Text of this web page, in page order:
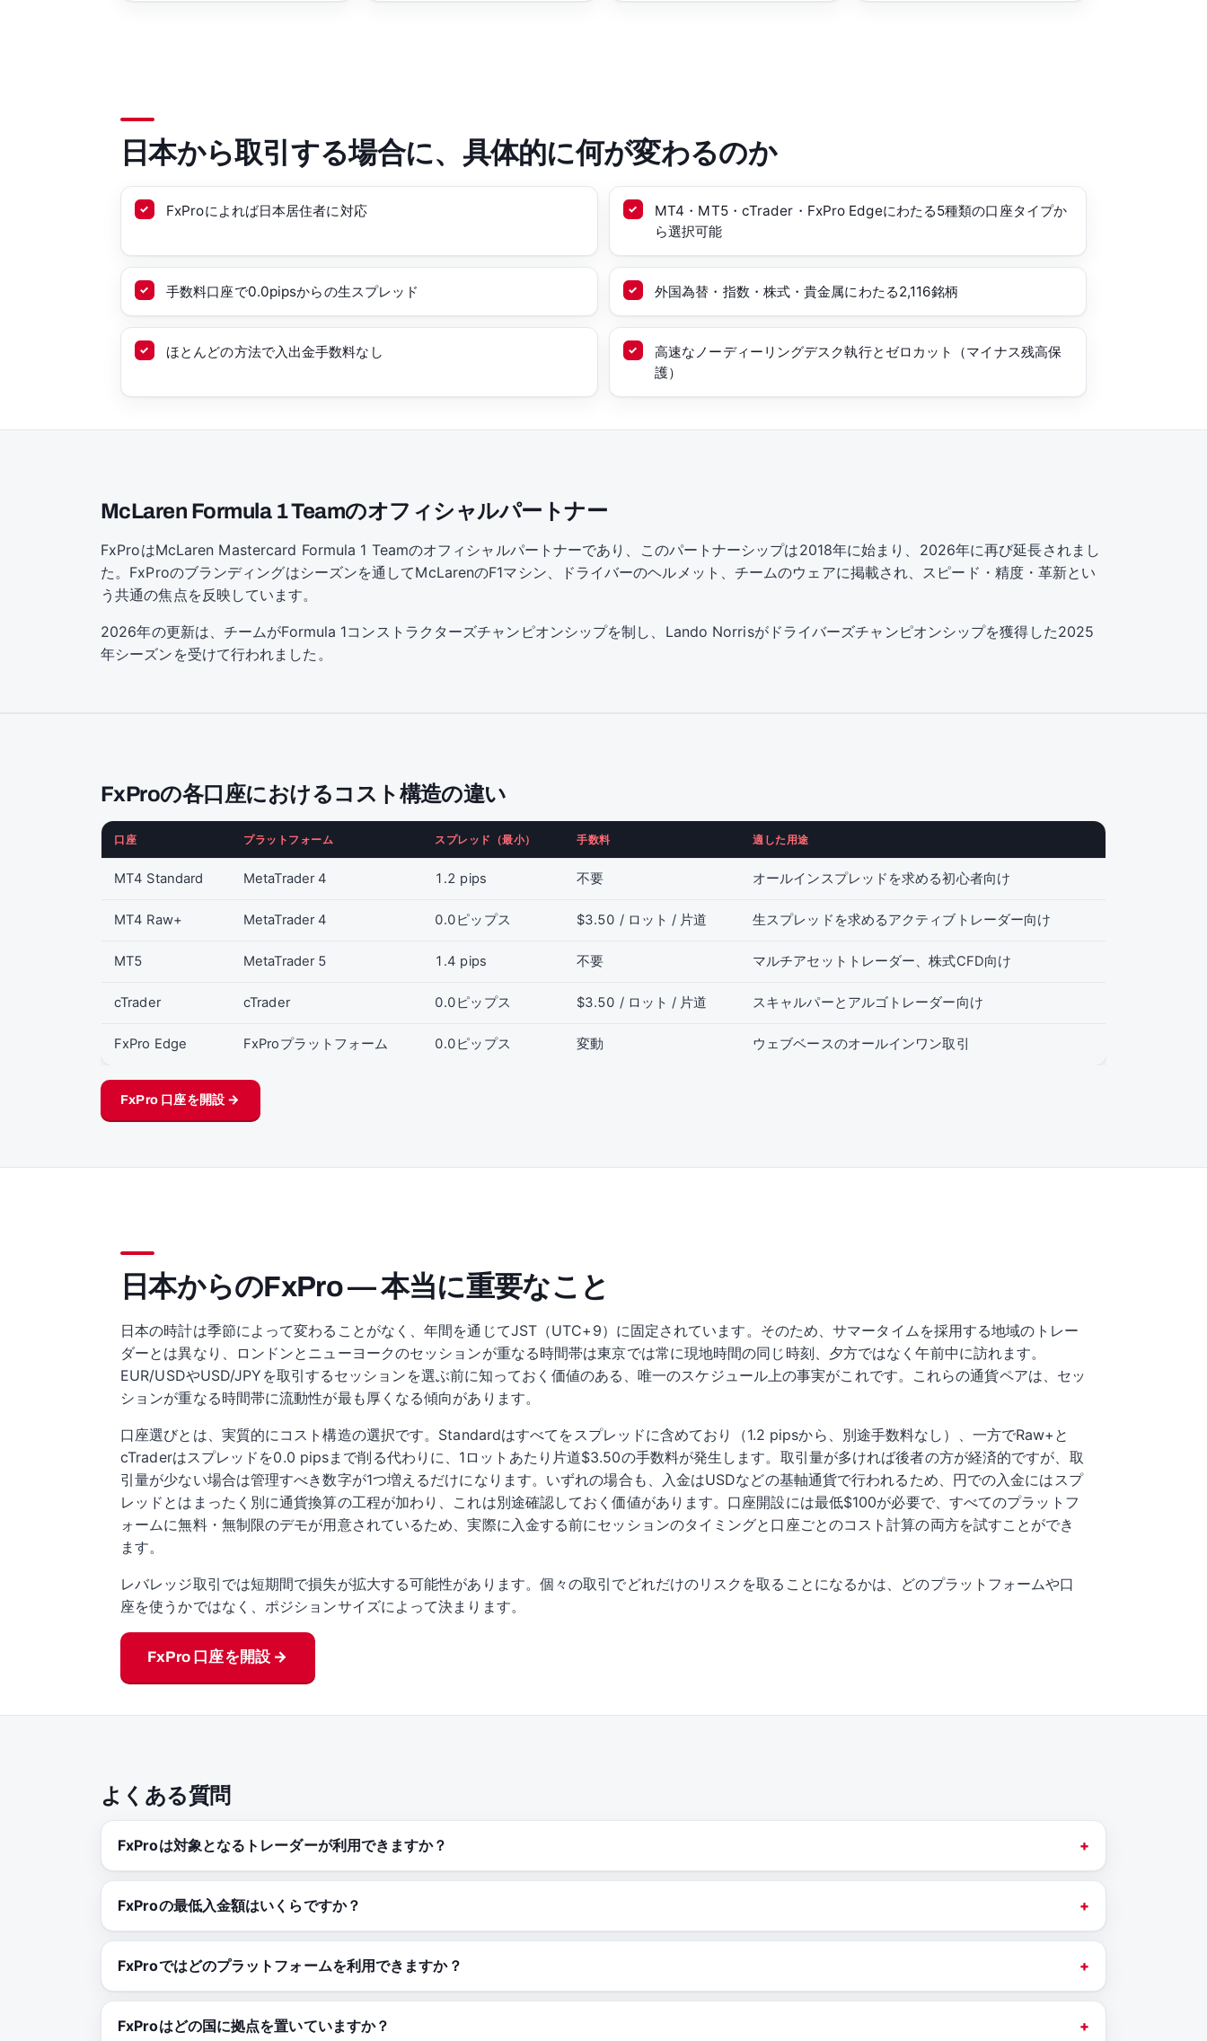
日本から取引する場合に、具体的に何が変わるのか
FxProによれば日本居住者に対応
MT4・MT5・cTrader・FxPro Edgeにわたる5種類の口座タイプか
ら選択可能
手数料口座で0.0pipsからの生スプレッド 外国為替・指数・株式・貴金属にわたる2,116銘柄
ほとんどの方法で入出金手数料なし
高速なノーディーリングデスク執行とゼロカット（マイナス残高保
護）
McLaren Formula 1 Teamのオフィシャルパートナー
FxProはMcLaren Mastercard Formula 1 Teamのオフィシャルパートナーであり、このパートナーシップは2018年に始まり、2026年に再び延長されまし
た。FxProのブランディングはシーズンを通してMcLarenのF1マシン、ドライバーのヘルメット、チームのウェアに掲載され、スピード・精度・革新とい
う共通の焦点を反映しています。
2026年の更新は、チームがFormula 1コンストラクターズチャンピオンシップを制し、Lando Norrisがドライバーズチャンピオンシップを獲得した2025
年シーズンを受けて行われました。
FxProの各口座におけるコスト構造の違い
口座 プラットフォーム スプレッド（最小） 手数料 適した用途
MT4 Standard MetaTrader 4 1.2 pips 不要 オールインスプレッドを求める初心者向け
MT4 Raw+ MetaTrader 4 0.0ピップス $3.50 / ロット / 片道 生スプレッドを求めるアクティブトレーダー向け
MT5 MetaTrader 5 1.4 pips 不要 マルチアセットトレーダー、株式CFD向け
cTrader cTrader 0.0ピップス $3.50 / ロット / 片道 スキャルパーとアルゴトレーダー向け
FxPro Edge FxProプラットフォーム 0.0ピップス 変動 ウェブベースのオールインワン取引
FxPro 口座を開設 →
日本からのFxPro — 本当に重要なこと
日本の時計は季節によって変わることがなく、年間を通じてJST（UTC+9）に固定されています。そのため、サマータイムを採用する地域のトレー
ダーとは異なり、ロンドンとニューヨークのセッションが重なる時間帯は東京では常に現地時間の同じ時刻、夕方ではなく午前中に訪れます。
EUR/USDやUSD/JPYを取引するセッションを選ぶ前に知っておく価値のある、唯一のスケジュール上の事実がこれです。これらの通貨ペアは、セッ
ションが重なる時間帯に流動性が最も厚くなる傾向があります。
口座選びとは、実質的にコスト構造の選択です。Standardはすべてをスプレッドに含めており（1.2 pipsから、別途手数料なし）、一方でRaw+と
cTraderはスプレッドを0.0 pipsまで削る代わりに、1ロットあたり片道$3.50の手数料が発生します。取引量が多ければ後者の方が経済的ですが、取
引量が少ない場合は管理すべき数字が1つ増えるだけになります。いずれの場合も、入金はUSDなどの基軸通貨で行われるため、円での入金にはスプ
レッドとはまったく別に通貨換算の工程が加わり、これは別途確認しておく価値があります。口座開設には最低$100が必要で、すべてのプラットフ
ォームに無料・無制限のデモが用意されているため、実際に入金する前にセッションのタイミングと口座ごとのコスト計算の両方を試すことができ
ます。
レバレッジ取引では短期間で損失が拡大する可能性があります。個々の取引でどれだけのリスクを取ることになるかは、どのプラットフォームや口
座を使うかではなく、ポジションサイズによって決まります。
FxPro 口座を開設 →
よくある質問
FxProは対象となるトレーダーが利用できますか？
FxProの最低入金額はいくらですか？
FxProではどのプラットフォームを利用できますか？
FxProはどの国に拠点を置いていますか？